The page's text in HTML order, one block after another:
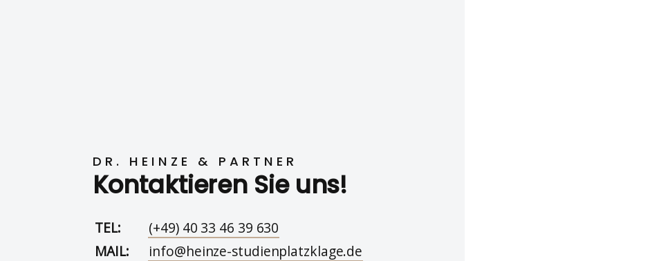
DR. HEINZE & PARTNER
Kontaktieren Sie uns!
TEL:
(+49) 40 33 46 39 630
MAIL:
info@heinze-studienplatzklage.de